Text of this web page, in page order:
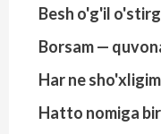
Besh o'g'il
Borsam —
Har ne
Hatto nomiga